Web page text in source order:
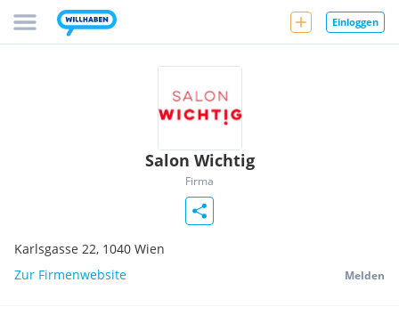
Einloggen
Salon Wichtig
Firma
Karlsgasse 22, 1040 Wien
Zur Firmenwebsite
Melden